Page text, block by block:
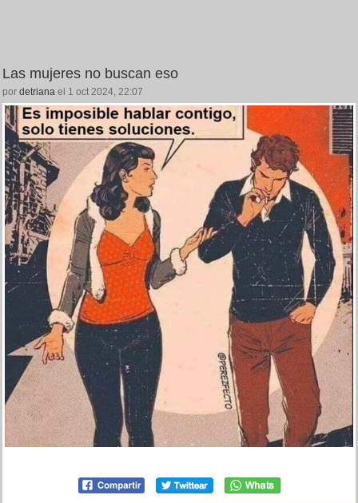
Las mujeres no buscan eso
por detriana el 1 oct 2024, 22:07